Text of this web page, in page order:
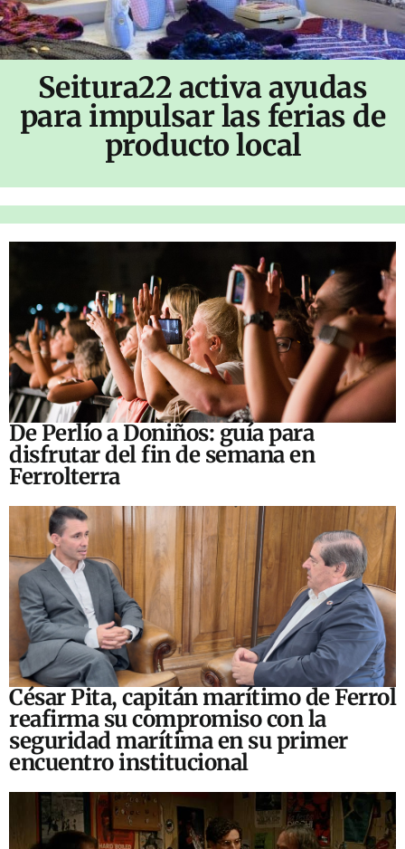
Seitura22 activa ayudas
para impulsar las ferias de
producto local
De Perlío a Doniños: guía para
disfrutar del fin de semana en
Ferrolterra
César Pita, capitán marítimo de Ferrol
reafirma su compromiso con la
seguridad marítima en su primer
encuentro institucional